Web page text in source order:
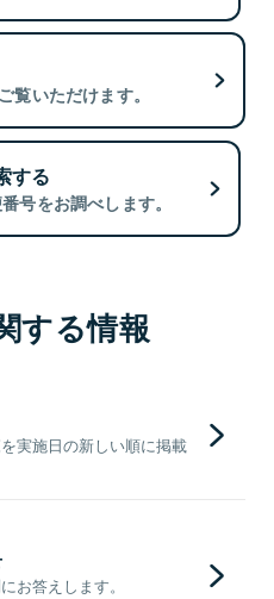
覧いただけます。
する
号をお調べします。
する情報
実施日の新しい順に掲載
お答えします。